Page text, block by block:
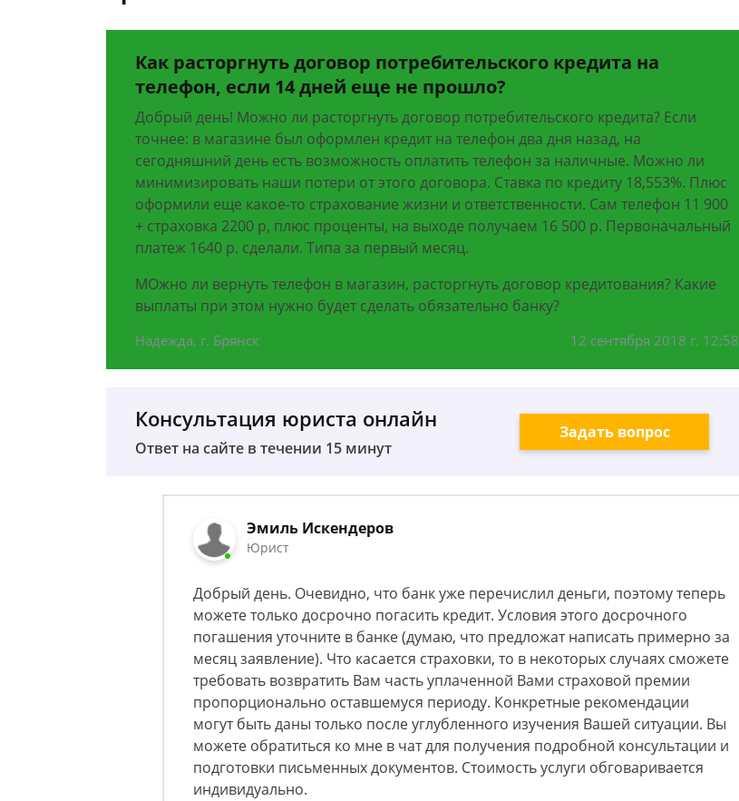
Как расторгнуть договор потребительского кредита на
телефон, если 14 дней еще не прошло?
Добрый день! Можно ли расторгнуть договор потребительского кредита? Если
точнее: в магазине был оформлен кредит на телефон два дня назад, на
сегодняшний день есть возможность оплатить телефон за наличные. Можно ли
минимизировать наши потери от этого договора. Ставка по кредиту 18,553%. Плюс
оформили еще какое-то страхование жизни и ответственности. Сам телефон 11 900
+ страховка 2200 р, плюс проценты, на выходе получаем 16 500 р. Первоначальный
платеж 1640 р. сделали. Типа за первый месяц.
МОжно ли вернуть телефон в магазин, расторгнуть договор кредитования? Какие
выплаты при этом нужно будет сделать обязательно банку?
Надежда, г. Брянск 12 сентября 2018 г. 12:58
Консультация юриста онлайн
Ответ на сайте в течении 15 минут
Задать вопрос
Эмиль Искендеров
Юрист
Добрый день. Очевидно, что банк уже перечислил деньги, поэтому теперь
можете только досрочно погасить кредит. Условия этого досрочного
погашения уточните в банке (думаю, что предложат написать примерно за
месяц заявление). Что касается страховки, то в некоторых случаях сможете
требовать возвратить Вам часть уплаченной Вами страховой премии
пропорционально оставшемуся периоду. Конкретные рекомендации
могут быть даны только после углубленного изучения Вашей ситуации. Вы
можете обратиться ко мне в чат для получения подробной консультации и
подготовки письменных документов. Стоимость услуги обговаривается
индивидуально.